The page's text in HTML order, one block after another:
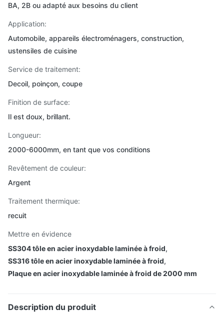
BA, 2B ou adapté aux besoins du client
Application:
Automobile, appareils électroménagers, construction,
ustensiles de cuisine
Service de traitement:
Decoil, poinçon, coupe
Finition de surface:
Il est doux, brillant.
Longueur:
2000-6000mm, en tant que vos conditions
Revêtement de couleur:
Argent
Traitement thermique:
recuit
Mettre en évidence
SS304 tôle en acier inoxydable laminée à froid,
SS316 tôle en acier inoxydable laminée à froid,
Plaque en acier inoxydable laminée à froid de 2000 mm
Description du produit